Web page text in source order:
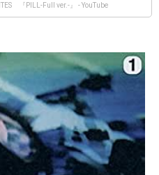
『PILL-Full ver.-』 - YouTube